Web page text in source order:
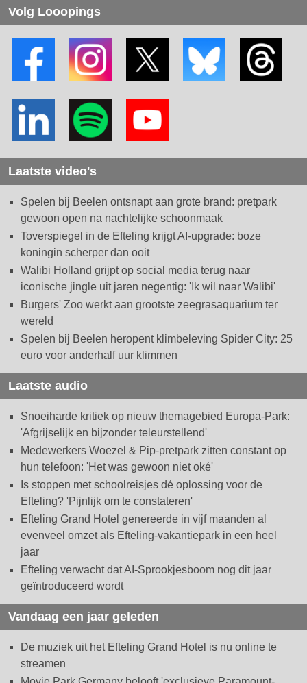
Volg Looopings
Laatste video's
Spelen bij Beelen ontsnapt aan grote brand: pretpark
gewoon open na nachtelijke schoonmaak
Toverspiegel in de Efteling krijgt AI-upgrade: boze
koningin scherper dan ooit
Walibi Holland grijpt op social media terug naar
iconische jingle uit jaren negentig: 'Ik wil naar Walibi'
Burgers' Zoo werkt aan grootste zeegrasaquarium ter
wereld
Spelen bij Beelen heropent klimbeleving Spider City: 25
euro voor anderhalf uur klimmen
Laatste audio
Snoeiharde kritiek op nieuw themagebied Europa-Park:
'Afgrijselijk en bijzonder teleurstellend'
Medewerkers Woezel & Pip-pretpark zitten constant op
hun telefoon: 'Het was gewoon niet oké'
Is stoppen met schoolreisjes dé oplossing voor de
Efteling? 'Pijnlijk om te constateren'
Efteling Grand Hotel genereerde in vijf maanden al
evenveel omzet als Efteling-vakantiepark in een heel
jaar
Efteling verwacht dat AI-Sprookjesboom nog dit jaar
geïntroduceerd wordt
Vandaag een jaar geleden
De muziek uit het Efteling Grand Hotel is nu online te
streamen